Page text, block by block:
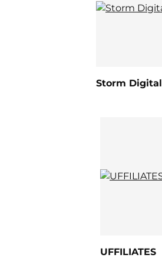
Storm Digital
UFFILIATES